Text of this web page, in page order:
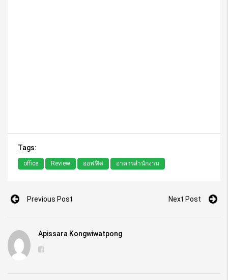
Tags:
office Review ออฟฟิศ อาคารสำนักงาน
Previous Post Next Post
Apissara Kongwiwatpong